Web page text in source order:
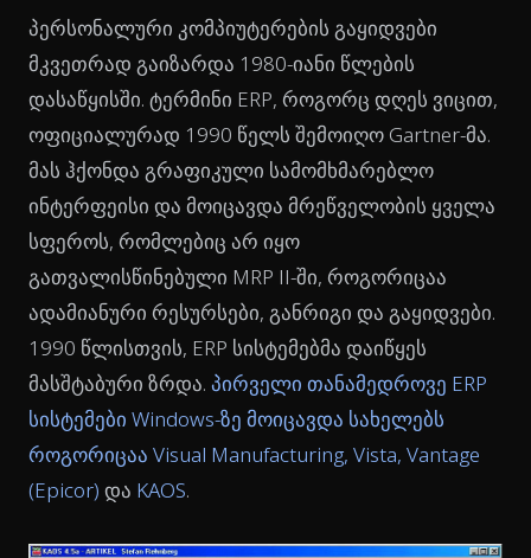
პერსონალური კომპიუტერების გაყიდვები
მკვეთრად გაიზარდა 1980-იანი წლების
დასაწყისში. ტერმინი ERP, როგორც დღეს ვიცით,
ოფიციალურად 1990 წელს შემოიღო Gartner-მა.
მას ჰქონდა გრაფიკული სამომხმარებლო
ინტერფეისი და მოიცავდა მრეწველობის ყველა
სფეროს, რომლებიც არ იყო
გათვალისწინებული MRP II-ში, როგორიცაა
ადამიანური რესურსები, განრიგი და გაყიდვები.
1990 წლისთვის, ERP სისტემებმა დაიწყეს
მასშტაბური ზრდა. პირველი თანამედროვე ERP
სისტემები Windows-ზე მოიცავდა სახელებს
როგორიცაა Visual Manufacturing, Vista, Vantage
(Epicor) და KAOS.